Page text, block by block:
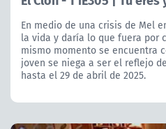
En medio de una crisis de Mel
la vida y daría lo que fuera por
mismo momento se encuentra
joven se niega a ser el reflejo
hasta el 29 de abril de 2025.